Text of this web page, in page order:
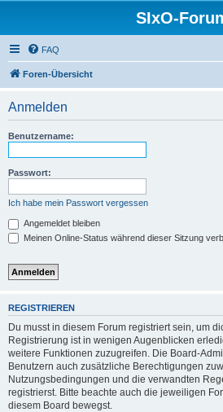
SIxO-
FAQ
Foren-Übersicht
Anmelden
Benutzername:
Passwort:
Ich habe mein Passwort vergessen
Angemeldet bleiben
Meinen Online-Status während dieser Sitzung
REGISTRIEREN
Du musst in diesem Forum registriert sein, um
Registrierung ist in wenigen Augenblicken
weitere Funktionen zuzugreifen. Die Board-
Benutzern auch zusätzliche Berechtigungen
Nutzungsbedingungen und die verwandten
registrierst. Bitte beachte auch die jeweiligen
diesem Board bewegst.